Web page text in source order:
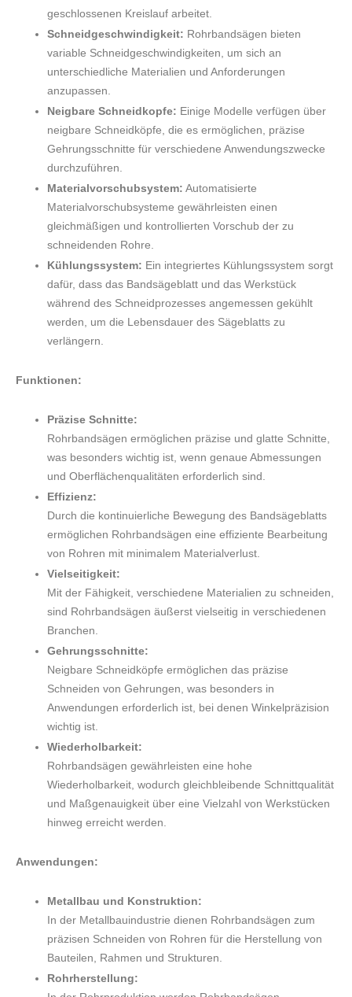
geschlossenen Kreislauf arbeitet.
Schneidgeschwindigkeit: Rohrbandsägen bieten
variable Schneidgeschwindigkeiten, um sich an
unterschiedliche Materialien und Anforderungen
anzupassen.
Neigbare Schneidkopfe: Einige Modelle verfügen über
neigbare Schneidköpfe, die es ermöglichen, präzise
Gehrungsschnitte für verschiedene Anwendungszwecke
durchzuführen.
Materialvorschubsystem: Automatisierte
Materialvorschubsysteme gewährleisten einen
gleichmäßigen und kontrollierten Vorschub der zu
schneidenden Rohre.
Kühlungssystem: Ein integriertes Kühlungssystem sorgt
dafür, dass das Bandsägeblatt und das Werkstück
während des Schneidprozesses angemessen gekühlt
werden, um die Lebensdauer des Sägeblatts zu
verlängern.
Funktionen:
Präzise Schnitte:
Rohrbandsägen ermöglichen präzise und glatte Schnitte,
was besonders wichtig ist, wenn genaue Abmessungen
und Oberflächenqualitäten erforderlich sind.
Effizienz:
Durch die kontinuierliche Bewegung des Bandsägeblatts
ermöglichen Rohrbandsägen eine effiziente Bearbeitung
von Rohren mit minimalem Materialverlust.
Vielseitigkeit:
Mit der Fähigkeit, verschiedene Materialien zu schneiden,
sind Rohrbandsägen äußerst vielseitig in verschiedenen
Branchen.
Gehrungsschnitte:
Neigbare Schneidköpfe ermöglichen das präzise
Schneiden von Gehrungen, was besonders in
Anwendungen erforderlich ist, bei denen Winkelpräzision
wichtig ist.
Wiederholbarkeit:
Rohrbandsägen gewährleisten eine hohe
Wiederholbarkeit, wodurch gleichbleibende Schnittqualität
und Maßgenauigkeit über eine Vielzahl von Werkstücken
hinweg erreicht werden.
Anwendungen:
Metallbau und Konstruktion:
In der Metallbauindustrie dienen Rohrbandsägen zum
präzisen Schneiden von Rohren für die Herstellung von
Bauteilen, Rahmen und Strukturen.
Rohrherstellung: